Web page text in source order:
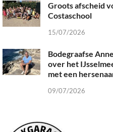
Groots afscheid
Costaschool
15/07/2026
Bodegraafse
over het
met een
09/07/2026